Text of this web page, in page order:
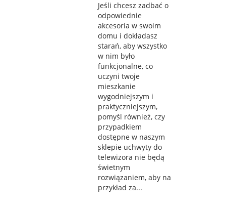
Jeśli chcesz zadbać o
odpowiednie
akcesoria w swoim
domu i dokładasz
starań, aby wszystko
w nim było
funkcjonalne, co
uczyni twoje
mieszkanie
wygodniejszym i
praktyczniejszym,
pomyśl również, czy
przypadkiem
dostępne w naszym
sklepie uchwyty do
telewizora nie będą
świetnym
rozwiązaniem, aby na
przykład za...